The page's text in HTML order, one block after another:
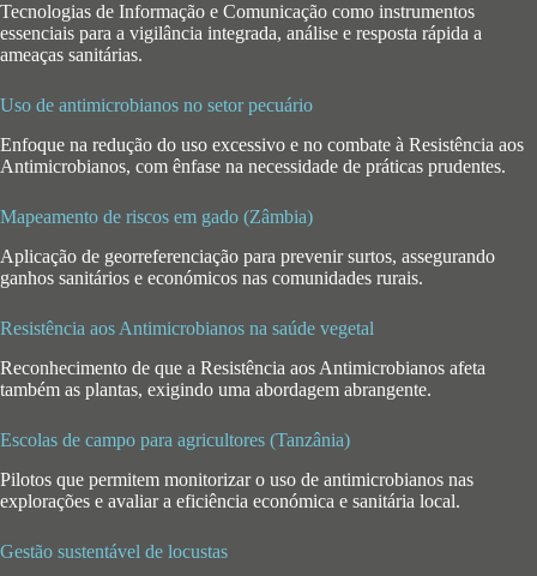
Tecnologias de Informação e Comunicação como instrumentos
essenciais para a vigilância integrada, análise e resposta rápida a
ameaças sanitárias.
Uso de antimicrobianos no setor pecuário
Enfoque na redução do uso excessivo e no combate à Resistência aos
Antimicrobianos, com ênfase na necessidade de práticas prudentes.
Mapeamento de riscos em gado (Zâmbia)
Aplicação de georreferenciação para prevenir surtos, assegurando
ganhos sanitários e económicos nas comunidades rurais.
Resistência aos Antimicrobianos na saúde vegetal
Reconhecimento de que a Resistência aos Antimicrobianos afeta
também as plantas, exigindo uma abordagem abrangente.
Escolas de campo para agricultores (Tanzânia)
Pilotos que permitem monitorizar o uso de antimicrobianos nas
explorações e avaliar a eficiência económica e sanitária local.
Gestão sustentável de locustas